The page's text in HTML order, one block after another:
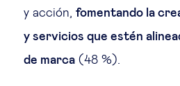
y acción, fomentando la
y servicios que estén
de marca (48 %).